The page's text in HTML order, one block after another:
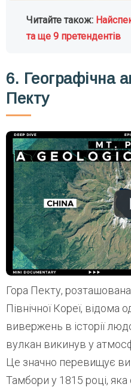
Читайте також:
та ще 9 претендентів
6. Географічна
Пекту
Гора Пекту,
Північної Кореї, відома
вивержень в історії
вулкан викинув у
Це значно перевищує
Тамбори у 1815 році, яка